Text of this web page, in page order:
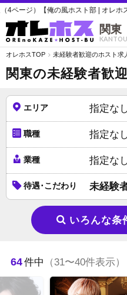
スト部 | オレホス】
関東
KANTOU
オレホスTOP 未経験者歓迎のホスト求
関東の未経験者歓
エリア 指定な
職種 指定な
業種 指定な
待遇･こだわり 未経験
いろんな条
64件中 （31〜40件表示）